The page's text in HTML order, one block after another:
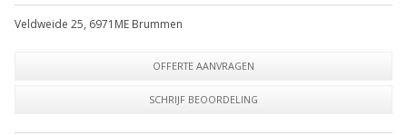
Veldweide 25, 6971ME Brummen
OFFERTE AANVRAGEN
SCHRIJF BEOORDELING